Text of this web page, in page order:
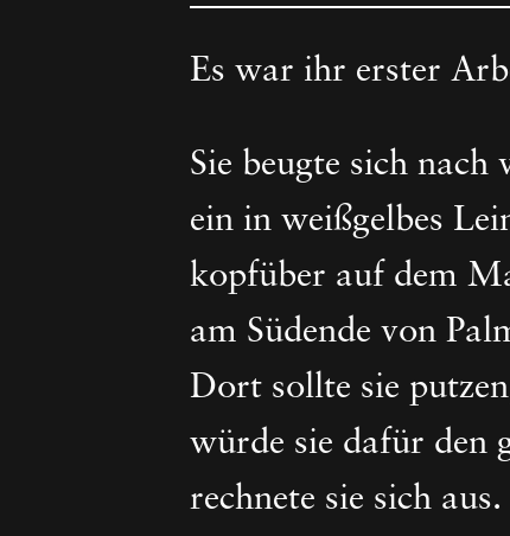
Es war ihr erster
Sie beugte sich
ein in weißgelbes
kopfüber auf dem
am Südende von
Dort sollte sie
würde sie dafür den
rechnete sie sich